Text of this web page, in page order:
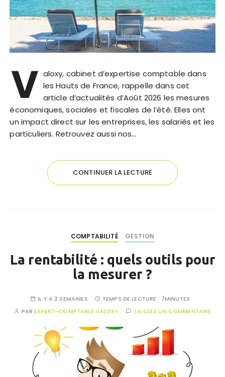
V aloxy, cabinet d’expertise comptable dans
les Hauts de France, rappelle dans cet
article d’actualités d’Août 2026 les mesures
économiques, sociales et fiscales de l’été. Elles ont
un impact direct sur les entreprises, les salariés et les
particuliers. Retrouvez aussi nos…
CONTINUER LA LECTURE
COMPTABILITÉ GESTION
La rentabilité : quels outils pour
la mesurer ?
IL Y A 2 SEMAINES TEMPS DE LECTURE : 7MINUTES
PAREXPERT-COMPTABLE VALOXY LAISSEZ UN COMMENTAIRE